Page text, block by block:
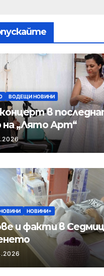
ВОДЕЩИ НОВИНИ
в
на „Лято Арт“
НОВИНИ+
и факти в